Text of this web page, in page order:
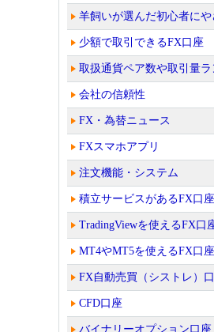
羊飼いが選んだ初心者に
少額で取引できるFX口座
取扱通貨ペア数や取引量
会社の信頼性
FX・為替ニュース
FXスマホアプリ
注文機能・システム
積立サービスがあるFX口座
TradingViewを使えるFX口
MT4やMT5を使えるFX口座
FX自動売買（シストレ）
CFD口座
バイナリーオプション口座